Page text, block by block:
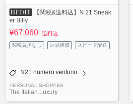
【関税&送料込】N 21 Sneak
er Billy
¥67,060 送料込
関税負担なし 返品補償 スピード配送
N21 numero ventuno
PERSONAL SHOPPER
The Italian Luxury